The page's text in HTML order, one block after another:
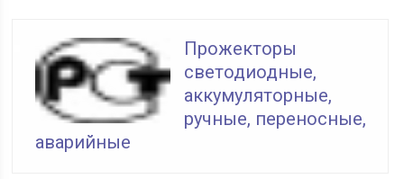
Прожекторы
светодиодные,
аккумуляторные,
ручные, переносные,
аварийные